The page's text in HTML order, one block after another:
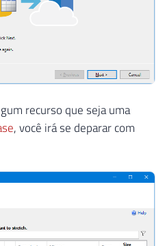
recurso que seja uma
, você irá se deparar com